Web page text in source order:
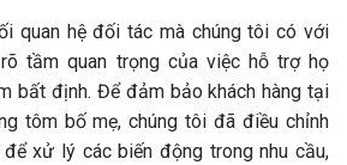
quan hệ đối tác mà chúng tôi có với
rõ tầm quan trọng của việc hỗ trợ họ
bất định. Để đảm bảo khách hàng tại
tôm bố mẹ, chúng tôi đã điều chỉnh
xử lý các biến động trong nhu cầu,